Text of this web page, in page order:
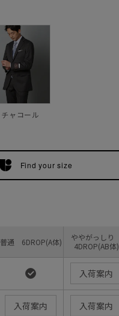
チャコール
Find your size
普通 6DROP(A体)
ややがっしり
4DROP(AB体)
入荷案内
入荷案内 入荷案内